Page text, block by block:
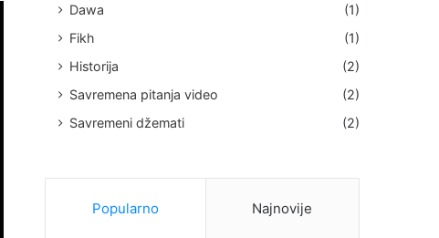
Dawa
(1)
Fikh
(1)
Historija
(2)
Savremena pitanja video
(2)
Savremeni džemati
(2)
Popularno Najnovije